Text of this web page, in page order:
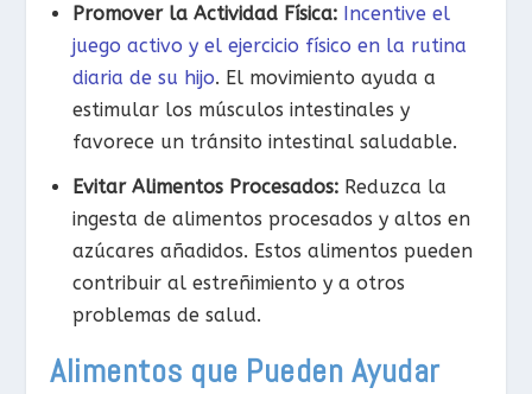
Promover la Actividad Física: Incentive el
juego activo y el ejercicio físico en la rutina
diaria de su hijo. El movimiento ayuda a
estimular los músculos intestinales y
favorece un tránsito intestinal saludable.
Evitar Alimentos Procesados: Reduzca la
ingesta de alimentos procesados y altos en
azúcares añadidos. Estos alimentos pueden
contribuir al estreñimiento y a otros
problemas de salud.
Alimentos que Pueden Ayudar